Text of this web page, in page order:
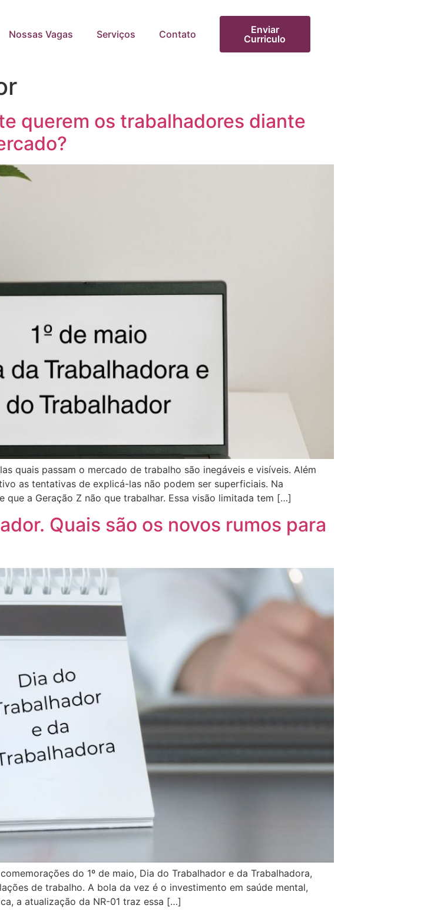
Nossas Vagas Serviços Contato
Enviar
Curriculo
querem os trabalhadores diante
quais passam o mercado de trabalho são inegáveis e visíveis. Além
as tentativas de explicá-las não podem ser superficiais. Na
a Geração Z não que trabalhar. Essa visão limitada tem […]
Quais são os novos rumos para
do 1º de maio, Dia do Trabalhador e da Trabalhadora,
de trabalho. A bola da vez é o investimento em saúde mental,
a atualização da NR-01 traz essa […]